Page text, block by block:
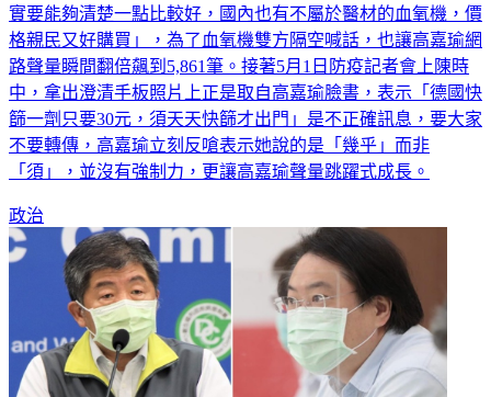
得到，呼籲政府應適時鬆綁」，但卻被陳時中打臉「立委對事
實要能夠清楚一點比較好，國內也有不屬於醫材的血氧機，價
格親民又好購買」，為了血氧機雙方隔空喊話，也讓高嘉瑜網
路聲量瞬間翻倍飆到5,861筆。接著5月1日防疫記者會上陳時
中，拿出澄清手板照片上正是取自高嘉瑜臉書，表示「德國快
篩一劑只要30元，須天天快篩才出門」是不正確訊息，要大家
不要轉傳，高嘉瑜立刻反嗆表示她說的是「幾乎」而非
政治